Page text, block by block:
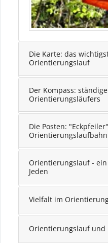
Die Karte: das
Orientierungslauf
Der Kompass:
Orientierungsläufers
Die Posten:
Orientierungslaufbahn
Orientierungslauf -
Jeden
Vielfalt im
Orientierungslauf und